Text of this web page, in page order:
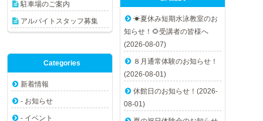
駐車場のご案内
アルバイトスタッフ募集
☀夏休み短期水泳教室のお
知らせ！🌻受講者の皆様へ
(2026-08-07)
８月通常体験のお知らせ！
(2026-08-01)
休館日のお知らせ！(2026-
08-01)
Categories
新着情報
- お知らせ
- イベント